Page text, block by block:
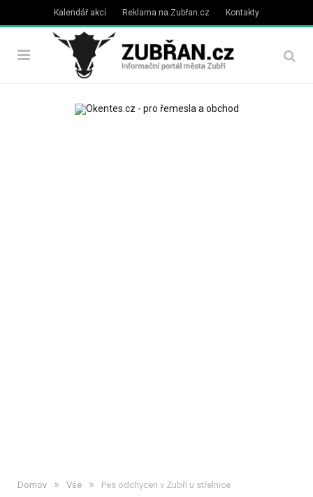
Kalendář akcí Reklama na Zubřan.cz Kontakty
Domov » Vše » Pes odchycen v Zubří u střelnice